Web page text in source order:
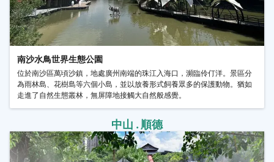
南沙水鳥世界生態公園
位於南沙區萬頃沙鎮，地處廣州南端的珠江入海口，瀕臨伶仃洋。景區分
為雨林島、花樹島等六個小島，並以放養形式飼養眾多的保護動物。猶如
走進了自然生態叢林，無屏障地接觸大自然般感覺。
中山 . 順德